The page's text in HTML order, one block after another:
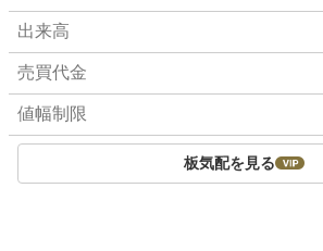
出来高
売買代金
値幅制限
板気配を見る